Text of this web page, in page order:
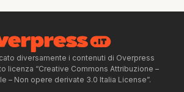
diversamente i contenuti di Overpress
licenza “Creative Commons Attribuzione –
– Non opere derivate 3.0 Italia License”.